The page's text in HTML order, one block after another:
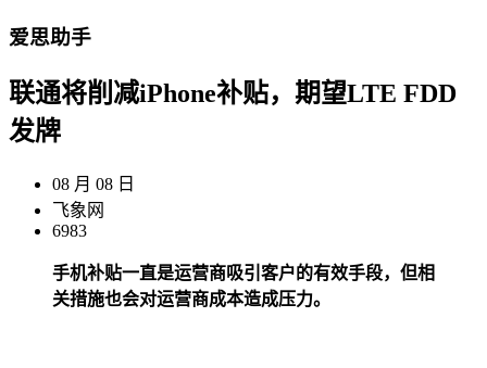
爱思助手
联通将削减iPhone补贴，期望LTE FDD
发牌
08 月 08 日
飞象网
6983
手机补贴一直是运营商吸引客户的有效手段，但相
关措施也会对运营商成本造成压力。